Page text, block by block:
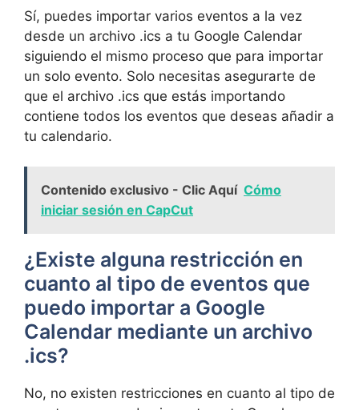
Sí, puedes importar varios eventos a la vez
desde un archivo .ics a tu Google Calendar
siguiendo el mismo proceso que para importar
un solo evento. Solo necesitas asegurarte de
que el archivo .ics que estás importando
contiene todos los eventos que deseas añadir a
tu calendario.
Contenido exclusivo - Clic Aquí Cómo
iniciar sesión en CapCut
¿Existe alguna restricción en
cuanto al tipo de eventos que
puedo importar a Google
Calendar mediante un archivo
.ics?
No, no existen restricciones en cuanto al tipo de